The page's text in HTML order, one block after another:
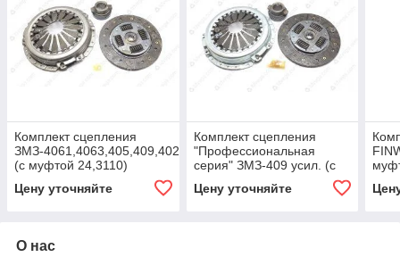
Комплект сцепления
ЗМЗ-4061,4063,405,409,4025,4026
(с муфтой 24,3110)
Цену уточняйте
Комплект сцепления
"Профессиональная
серия" ЗМЗ-409 усил. (с
Цену уточняйте
О нас